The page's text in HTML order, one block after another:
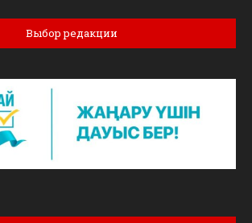
Выбор редакции